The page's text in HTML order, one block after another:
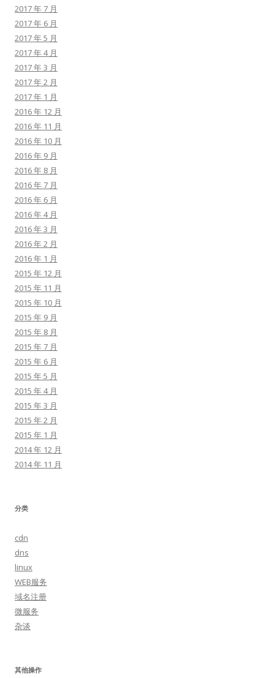
2017 年 7 月
2017 年 6 月
2017 年 5 月
2017 年 4 月
2017 年 3 月
2017 年 2 月
2017 年 1 月
2016 年 12 月
2016 年 11 月
2016 年 10 月
2016 年 9 月
2016 年 8 月
2016 年 7 月
2016 年 6 月
2016 年 4 月
2016 年 3 月
2016 年 2 月
2016 年 1 月
2015 年 12 月
2015 年 11 月
2015 年 10 月
2015 年 9 月
2015 年 8 月
2015 年 7 月
2015 年 6 月
2015 年 5 月
2015 年 4 月
2015 年 3 月
2015 年 2 月
2015 年 1 月
2014 年 12 月
2014 年 11 月
分类
cdn
dns
linux
WEB服务
域名注册
微服务
杂谈
其他操作